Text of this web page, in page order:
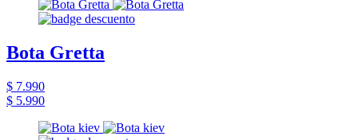
Bota Gretta
$ 7.990
$ 5.990